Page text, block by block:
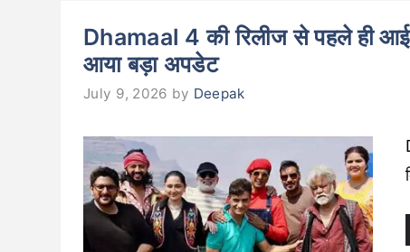
Dhamaal 4 की रिलीज से पहले ही
आया बड़ा अपडेट
July 9, 2026 by Deepak